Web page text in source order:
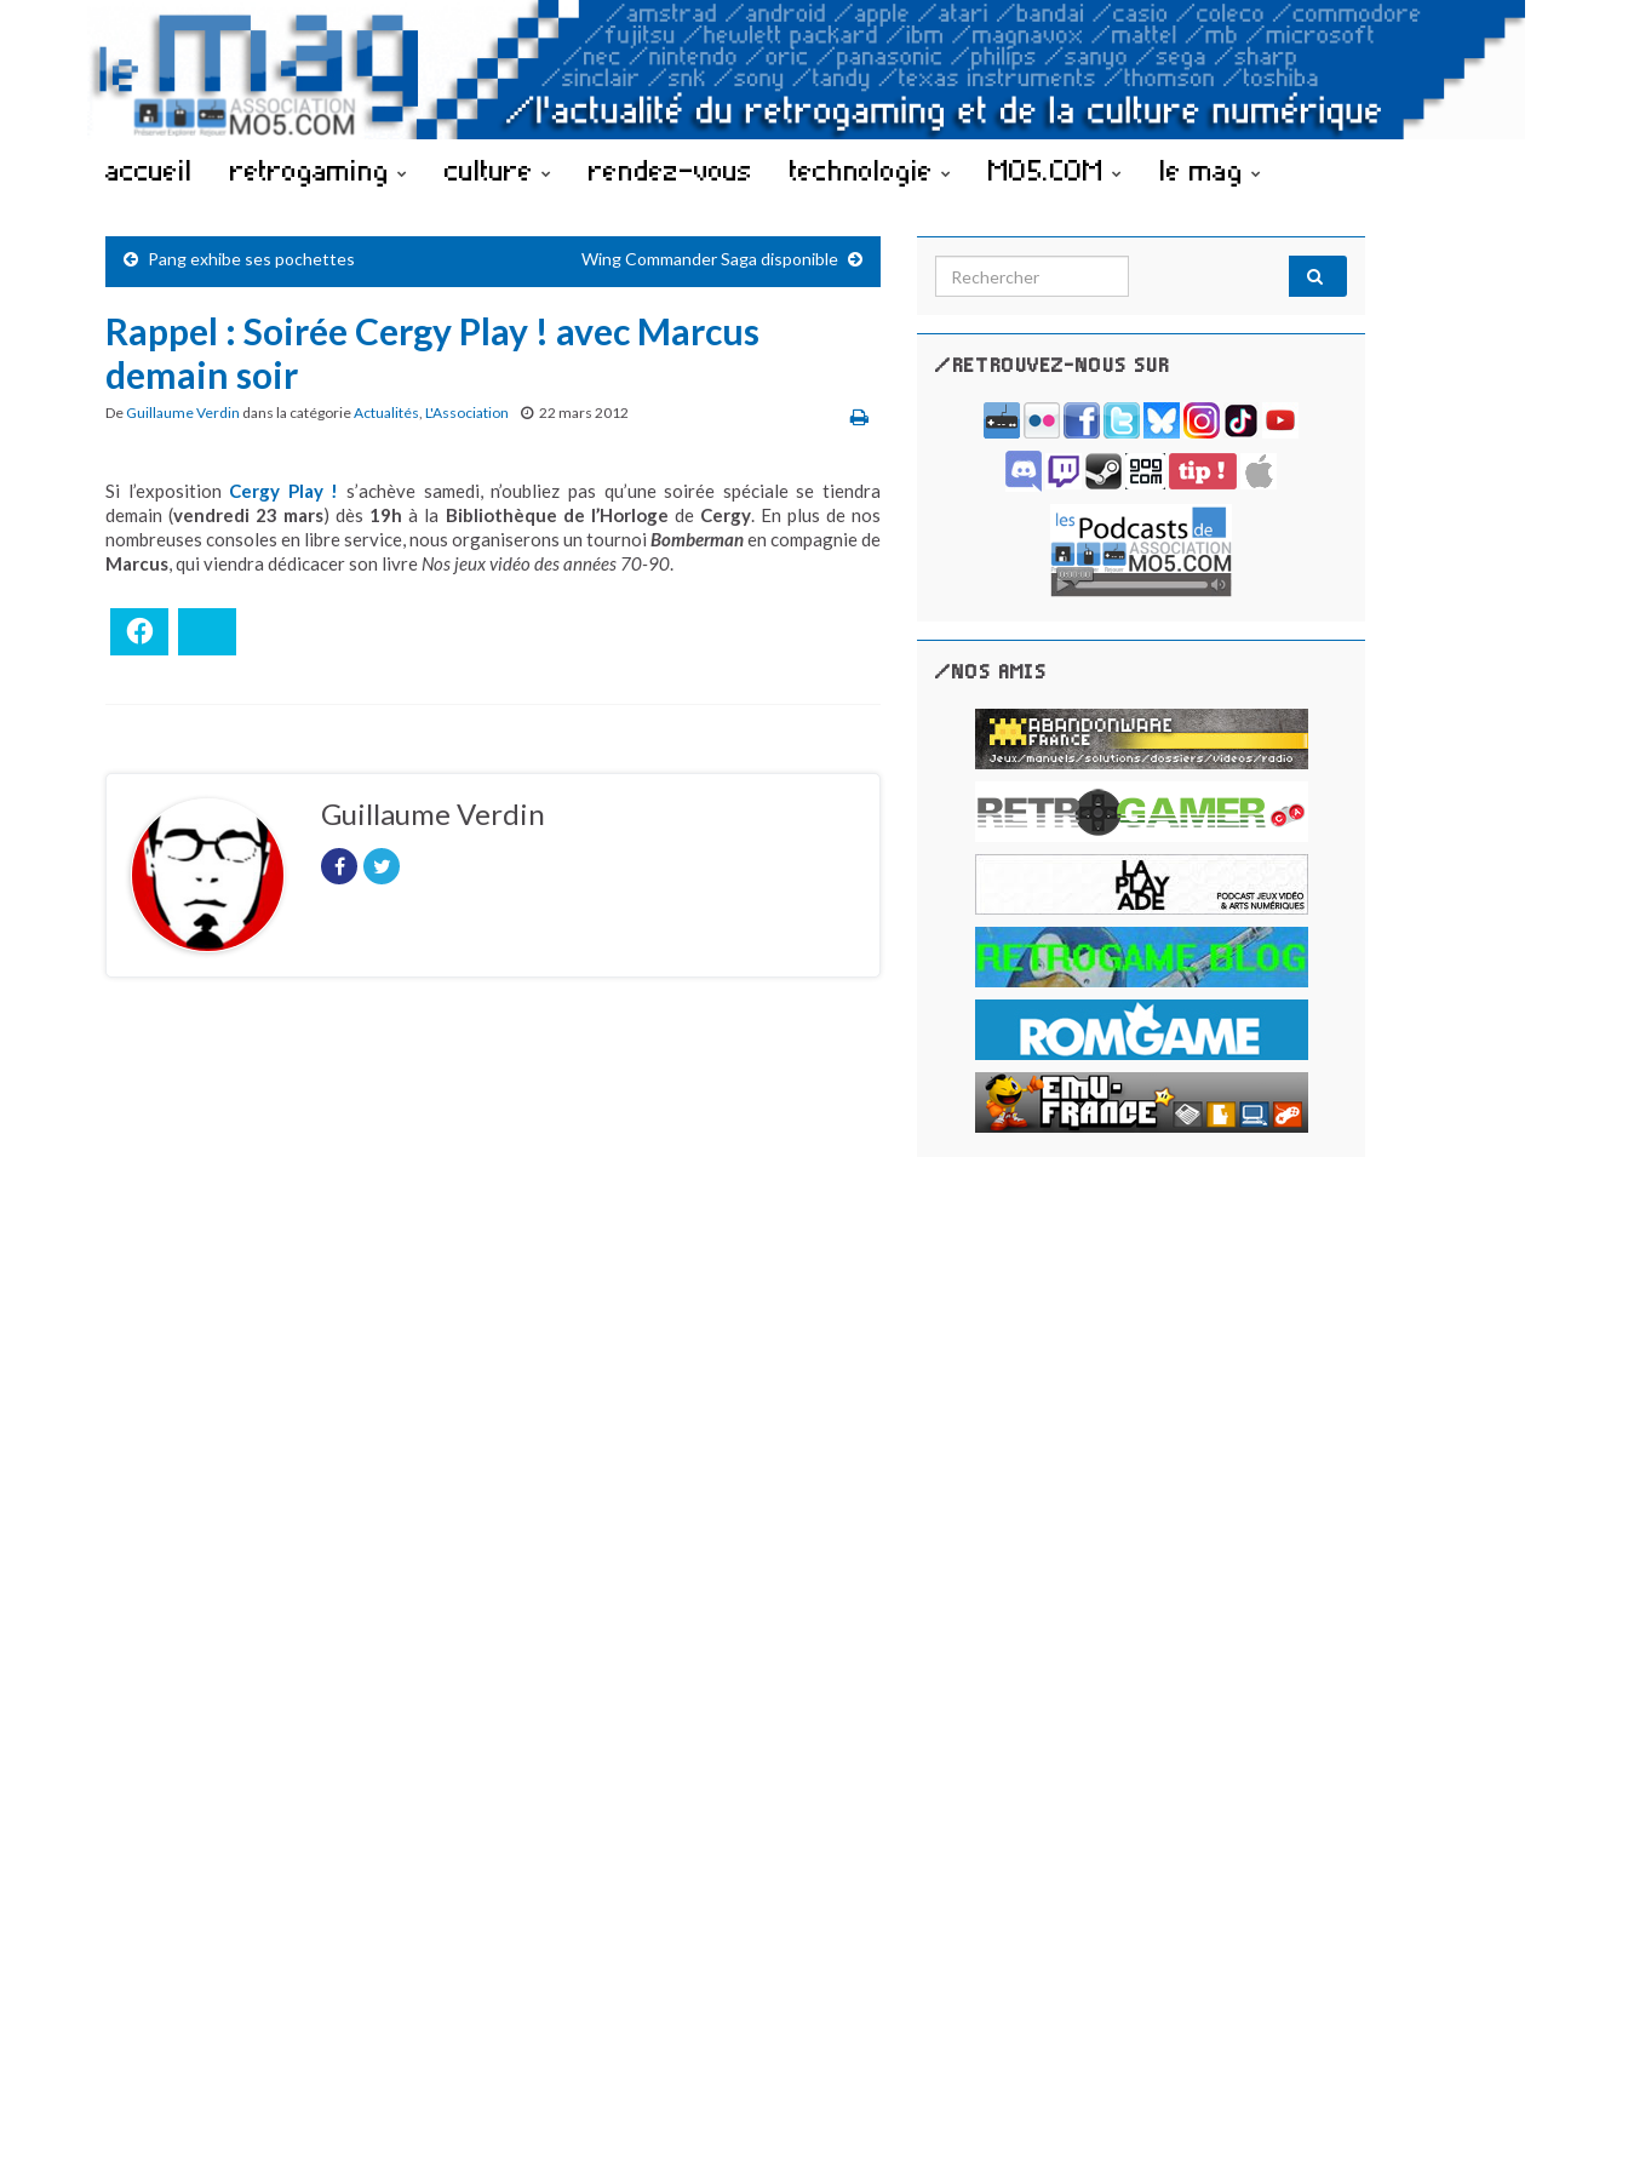
accueil retrogaming culture rendez-vous technologie MO5.COM le mag
Pang exhibe ses pochettes Wing Commander Saga disponible
Rappel : Soirée Cergy Play ! avec Marcus
demain soir
DeGuillaume Verdin dans la catégorieActualités, L'Association 22 mars 2012
Si l’exposition Cergy Play ! s’achève samedi, n’oubliez pas qu’une soirée spéciale se tiendra
demain (vendredi 23 mars) dès 19h à la Bibliothèque de l’Horloge de Cergy. En plus de nos
nombreuses consoles en libre service, nous organiserons un tournoi Bombermanen compagnie de
Marcus, qui viendra dédicacer son livre Nos jeux vidéo des années 70-90.
Guillaume Verdin
Search for:
/RETROUVEZ-NOUS SUR
/NOS AMIS